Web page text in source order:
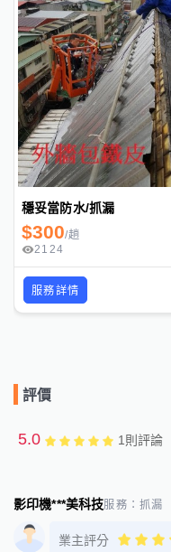
穩妥當防水/抓漏
$300/趟
2124
服務詳情
評價
5.0 1則評論
影印機***美科技服務：抓漏
業主評分